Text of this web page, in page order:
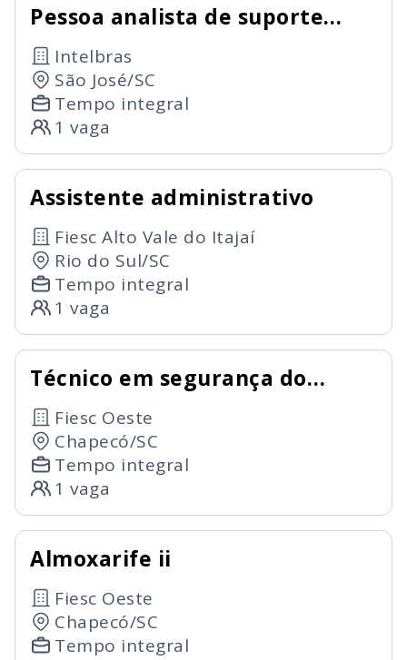
Pessoa analista de suporte
técnico
Intelbras
São José/SC
Tempo integral
1 vaga
Assistente administrativo
Fiesc Alto Vale do Itajaí
Rio do Sul/SC
Tempo integral
1 vaga
Técnico em segurança do
trabalho
Fiesc Oeste
Chapecó/SC
Tempo integral
1 vaga
Almoxarife ii
Fiesc Oeste
Chapecó/SC
Tempo integral